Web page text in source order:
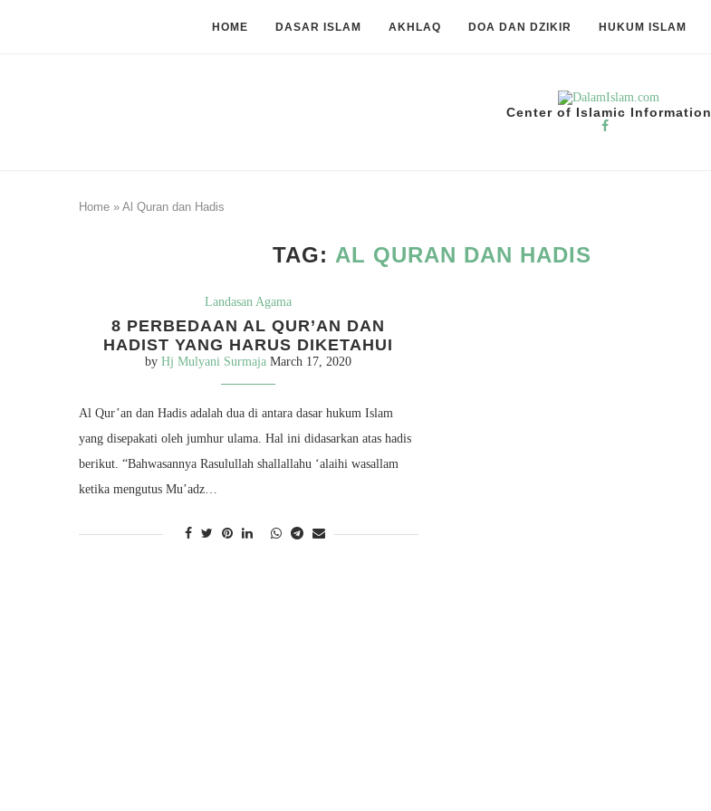
HOME DASAR ISLAM AKHLAQ DOA DAN DZIKIR HUKUM ISLAM
Center of Islamic Information
Home » Al Quran dan Hadis
TAG: AL QURAN DAN HADIS
Landasan Agama
8 PERBEDAAN AL QUR’AN DAN
HADIST YANG HARUS DIKETAHUI
byHj Mulyani Surmaja March 17, 2020
Al Qur’an dan Hadis adalah dua di antara dasar hukum Islam
yang disepakati oleh jumhur ulama. Hal ini didasarkan atas hadis
berikut. “Bahwasannya Rasulullah shallallahu ‘alaihi wasallam
ketika mengutus Mu’adz…